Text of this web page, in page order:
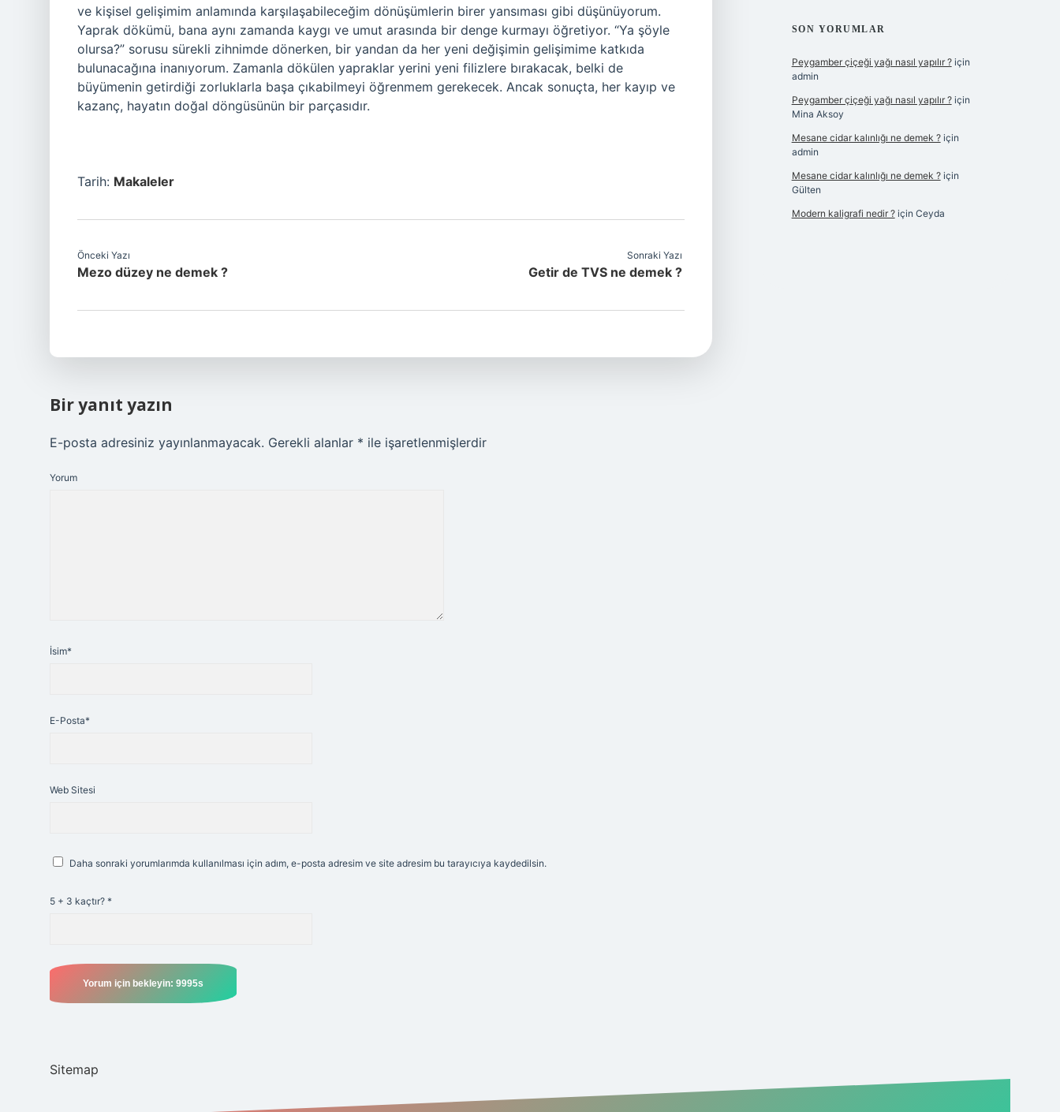
ve kişisel gelişimim anlamında karşılaşabileceğim dönüşümlerin birer yansıması gibi düşünüyorum.
Yaprak dökümü, bana aynı zamanda kaygı ve umut arasında bir denge kurmayı öğretiyor. “Ya şöyle
olursa?” sorusu sürekli zihnimde dönerken, bir yandan da her yeni değişimin gelişimime katkıda
bulunacağına inanıyorum. Zamanla dökülen yapraklar yerini yeni filizlere bırakacak, belki de
büyümenin getirdiği zorluklarla başa çıkabilmeyi öğrenmem gerekecek. Ancak sonuçta, her kayıp ve
kazanç, hayatın doğal döngüsünün bir parçasıdır.
Tarih: Makaleler
Önceki Yazı
Mezo düzey ne demek ?
Sonraki Yazı
Getir de TVS ne demek ?
Bir yanıt yazın
E-posta adresiniz yayınlanmayacak. Gerekli alanlar * ile işaretlenmişlerdir
Yorum
İsim*
E-Posta*
Web Sitesi
Daha sonraki yorumlarımda kullanılması için adım, e-posta adresim ve site adresim bu tarayıcıya kaydedilsin.
5 + 3 kaçtır? *
Sitemap
SON YORUMLAR
Peygamber çiçeği yağı nasıl yapılır ?için
admin
Peygamber çiçeği yağı nasıl yapılır ?için
Mina Aksoy
Mesane cidar kalınlığı ne demek ?için
admin
Mesane cidar kalınlığı ne demek ?için
Gülten
Modern kaligrafi nedir ?için Ceyda